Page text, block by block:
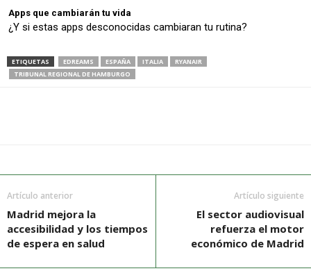
Apps que cambiarán tu vida
¿Y si estas apps desconocidas cambiaran tu rutina?
ETIQUETAS EDREAMS ESPAÑA ITALIA
RYANAIR
TRIBUNAL REGIONAL DE HAMBURGO
Artículo anterior
Madrid mejora la
accesibilidad y los tiempos
de espera en salud
Artículo siguiente
El sector audiovisual
refuerza el motor
económico de Madrid